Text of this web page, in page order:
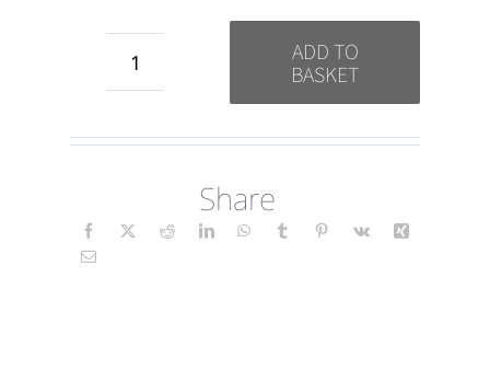
Guarigione
quantity
ADD TO
BASKET
Share